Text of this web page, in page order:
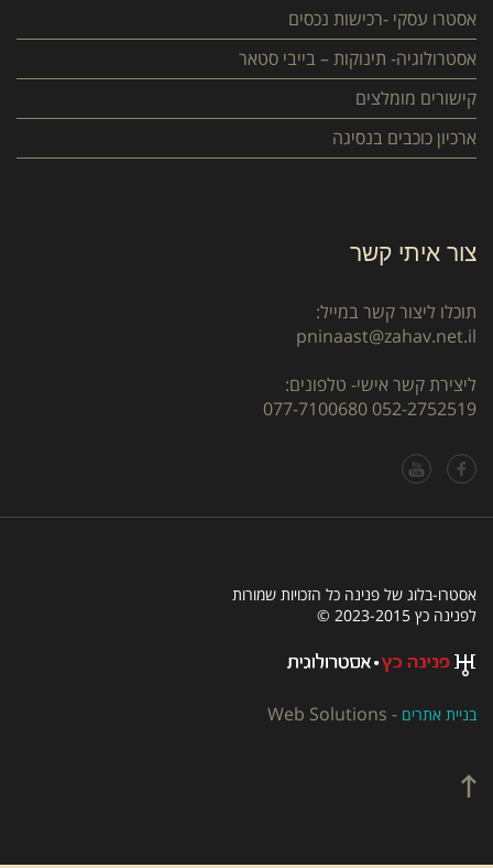
אסטרו עסקי -רכישות נכסים
אסטרולוגיה- תינוקות – בייבי סטאר
קישורים מומלצים
ארכיון כוכבים בנסיגה
צור איתי קשר
תוכלו ליצור קשר במייל:
pninaast@zahav.net.il
ליצירת קשר אישי- טלפונים:
052-2752519
077-7100680
אסטרו-בלוג של פנינה כל הזכויות שמורות
לפנינה כץ 2023-2015 ©
בניית אתרים -
Web Solutions